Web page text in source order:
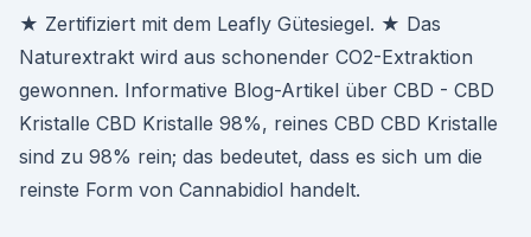
★ Zertifiziert mit dem Leafly Gütesiegel. ★ Das
Naturextrakt wird aus schonender CO2-Extraktion
gewonnen. Informative Blog-Artikel über CBD - CBD
Kristalle CBD Kristalle 98%, reines CBD CBD Kristalle
sind zu 98% rein; das bedeutet, dass es sich um die
reinste Form von Cannabidiol handelt.